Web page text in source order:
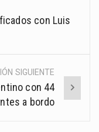
con Luis
SIGUIENTE
con 44
a bordo